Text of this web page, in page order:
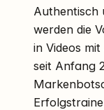
Authentisch
werden die
in Videos
seit Anfang